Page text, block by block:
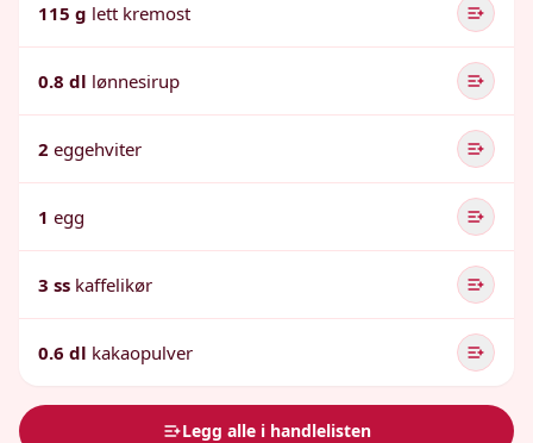
115 g lett kremost
0.8 dl lønnesirup
2 eggehviter
1 egg
3 ss kaffelikør
0.6 dl kakaopulver
Legg alle i handlelisten